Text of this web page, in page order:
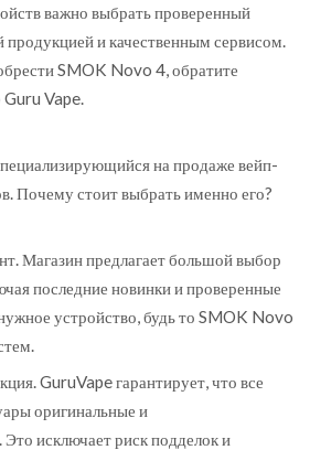
важно выбрать проверенный
продукцией и качественным сервисом.
SMOK Novo 4, обратите
Guru Vape.
на продаже вейп-
Почему стоит выбрать именно его?
Магазин предлагает большой выбор
последние новинки и проверенные
устройство, будь то SMOK Novo
GuruVape гарантирует, что все
оригинальные и
исключает риск подделок и